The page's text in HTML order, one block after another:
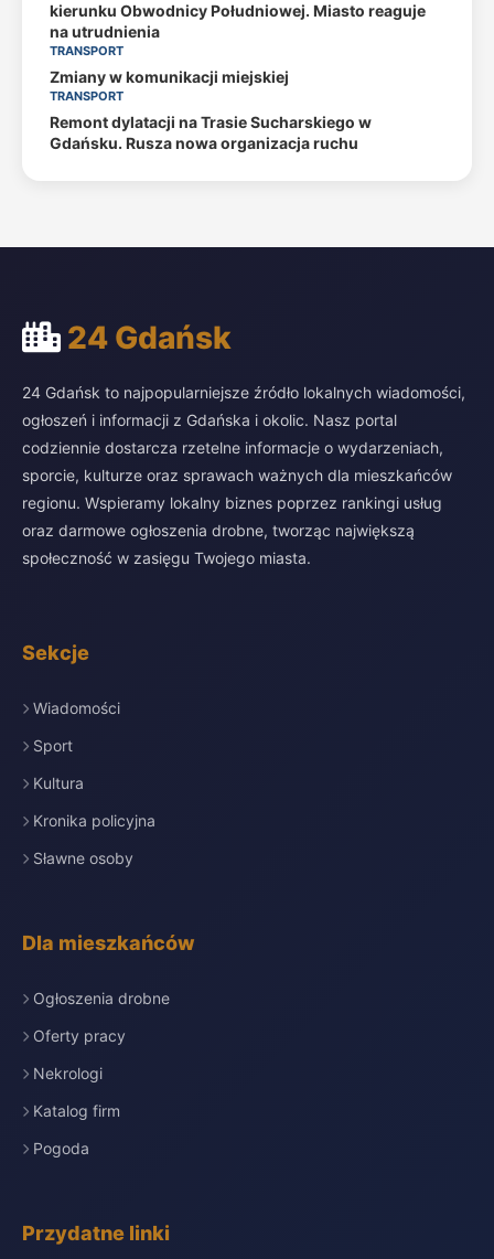
kierunku Obwodnicy Południowej. Miasto reaguje
na utrudnienia
TRANSPORT
Zmiany w komunikacji miejskiej
TRANSPORT
Remont dylatacji na Trasie Sucharskiego w
Gdańsku. Rusza nowa organizacja ruchu
24 Gdańsk
24 Gdańsk to najpopularniejsze źródło lokalnych wiadomości,
ogłoszeń i informacji z Gdańska i okolic. Nasz portal
codziennie dostarcza rzetelne informacje o wydarzeniach,
sporcie, kulturze oraz sprawach ważnych dla mieszkańców
regionu. Wspieramy lokalny biznes poprzez rankingi usług
oraz darmowe ogłoszenia drobne, tworząc największą
społeczność w zasięgu Twojego miasta.
Sekcje
Wiadomości
Sport
Kultura
Kronika policyjna
Sławne osoby
Dla mieszkańców
Ogłoszenia drobne
Oferty pracy
Nekrologi
Katalog firm
Pogoda
Przydatne linki